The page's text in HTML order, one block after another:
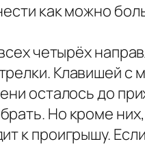
как можно
четырёх
Клавишей c
осталось до
Но кроме
к проигрышу.